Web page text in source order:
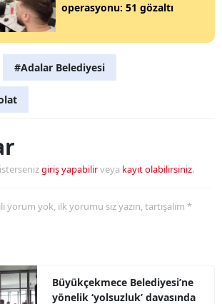
operasyonu: 51 gözaltı
#Adalar Belediyesi
giriş yapabilirveya kayıt olabilirsiniz.
yorum yok, ilk yorumu siz yazın, tartışalım *
Büyükçekmece Belediyesi’ne
yönelik ‘yolsuzluk’ davasında